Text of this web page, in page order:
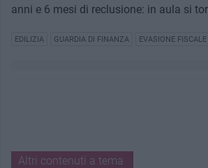
anni e 6 mesi di reclusione: in aula si
EDILIZIA GUARDIA DI FINANZA EVASIONE FISCALE
Altri contenuti a tema